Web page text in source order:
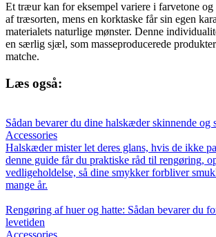
Et træur kan for eksempel variere i farvetone
af træsorten, mens en korktaske får sin egen
materialets naturlige mønster. Denne
en særlig sjæl, som masseproducerede
matche.
Læs også:
Sådan bevarer du dine halskæder skinnende og
Accessories
Halskæder mister let deres glans, hvis de ikke
denne guide får du praktiske råd til rengøring,
vedligeholdelse, så dine smykker forbliver
mange år.
Rengøring af huer og hatte: Sådan bevarer du
levetiden
Accessories